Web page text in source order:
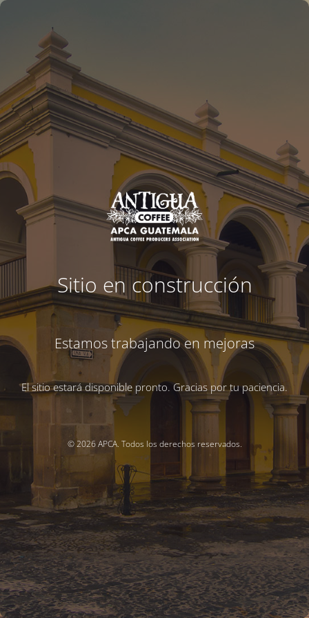
Sitio en construcción
Estamos trabajando en mejoras
El sitio estará disponible pronto. Gracias por tu paciencia.
© 2026 APCA. Todos los derechos reservados.